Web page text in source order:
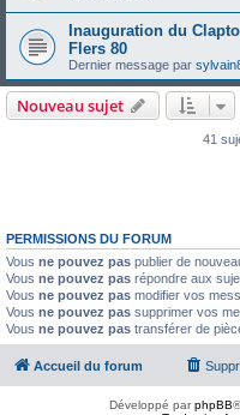
Inauguration du
Flers 80
Dernier message par
Nouveau sujet
41
PERMISSIONS DU FORUM
Vous ne pouvez pas publier de
Vous ne pouvez pas répondre aux
Vous ne pouvez pas modifier vos
Vous ne pouvez pas supprimer vos
Vous ne pouvez pas transférer de
Accueil du forum
Développé parphpBB